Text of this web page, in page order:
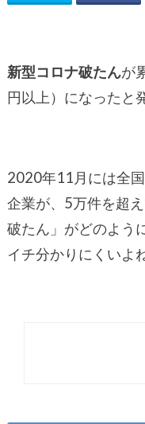
新型コロナ破たんが
円以上）になったと
2020年11月には全
企業が、5万件を超
破たん」がどのよう
イチ分かりにくいよね